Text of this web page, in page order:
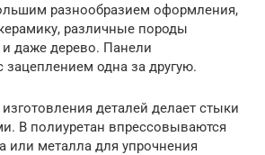
разнообразием оформления,
различные породы
даже дерево. Панели
зацеплением одна за другую.
деталей делает стыки
В полиуретан впрессовываются
или металла для упрочнения